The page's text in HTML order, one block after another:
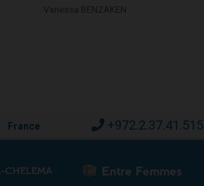
France +972.2.37.41.515